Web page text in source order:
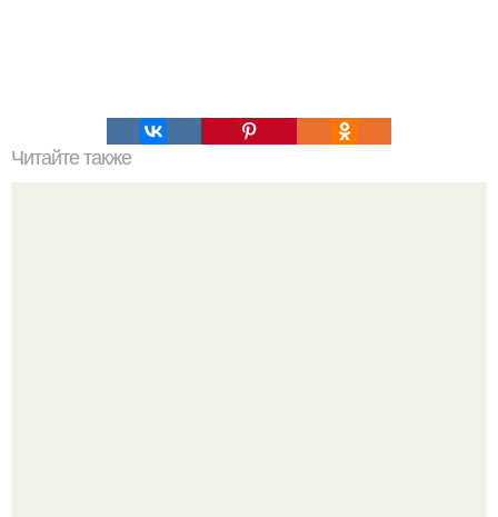
Читайте также